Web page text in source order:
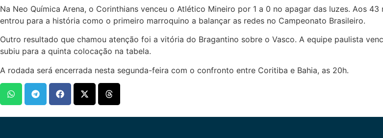
Na Neo Química Arena, o Corinthians venceu o Atlético Mineiro por 1 a 0 no apagar das luzes. Aos
entrou para a história como o primeiro marroquino a balançar as redes no Campeonato Brasileiro.
Outro resultado que chamou atenção foi a vitória do Bragantino sobre o Vasco. A equipe paulista
subiu para a quinta colocação na tabela.
A rodada será encerrada nesta segunda-feira com o confronto entre Coritiba e Bahia, as 20h.